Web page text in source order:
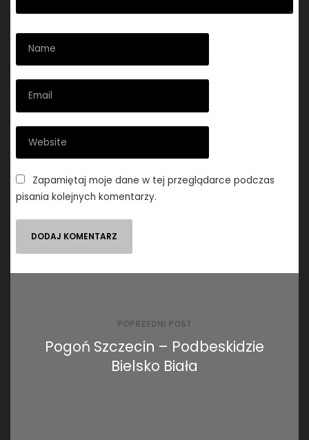
Zapamiętaj moje dane w tej przeglądarce podczas
pisania kolejnych komentarzy.
POPRZEDNI POST
Pogoń Szczecin – Podbeskidzie
Bielsko Biała